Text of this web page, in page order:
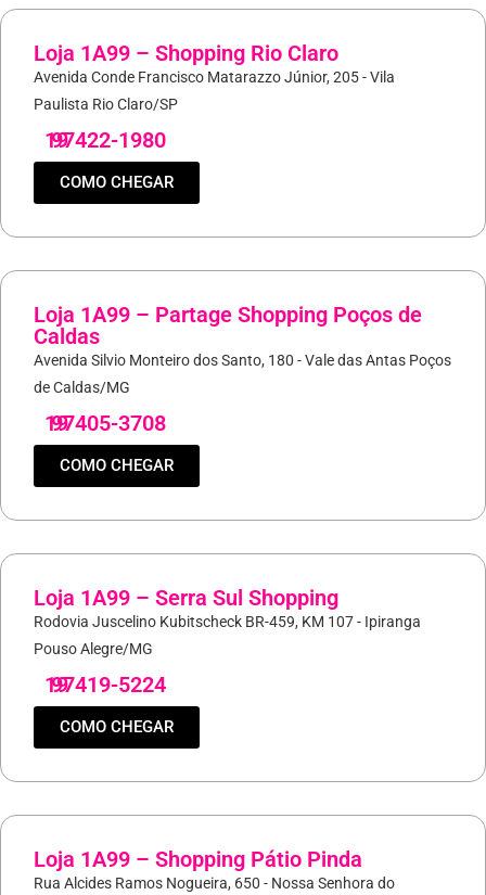
Loja 1A99 – Shopping Rio Claro
Avenida Conde Francisco Matarazzo Júnior, 205 - Vila
Paulista Rio Claro/SP
19
97422-1980
COMO CHEGAR
Loja 1A99 – Partage Shopping Poços de
Caldas
Avenida Silvio Monteiro dos Santo, 180 - Vale das Antas Poços
de Caldas/MG
19
97405-3708
COMO CHEGAR
Loja 1A99 – Serra Sul Shopping
Rodovia Juscelino Kubitscheck BR-459, KM 107 - Ipiranga
Pouso Alegre/MG
19
97419-5224
COMO CHEGAR
Loja 1A99 – Shopping Pátio Pinda
Rua Alcides Ramos Nogueira, 650 - Nossa Senhora do